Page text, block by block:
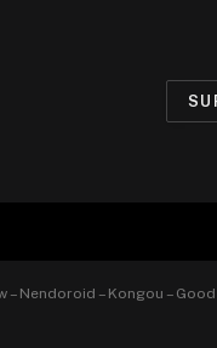
– Nendoroid – Kongou –